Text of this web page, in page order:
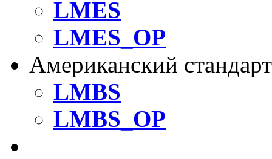
LMES
LMES_OP
Американский стандарт
LMBS
LMBS_OP